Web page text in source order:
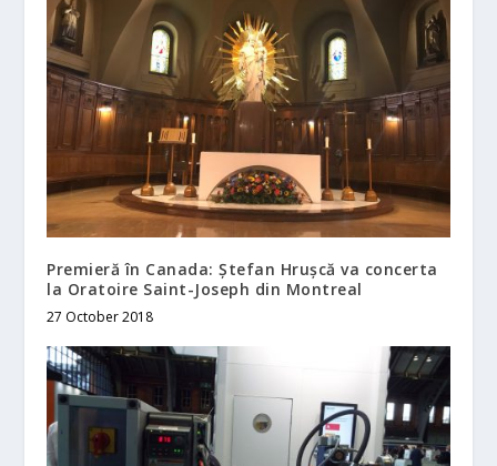
Premieră în Canada: Ștefan Hrușcă va concerta
la Oratoire Saint-Joseph din Montreal
27 October 2018